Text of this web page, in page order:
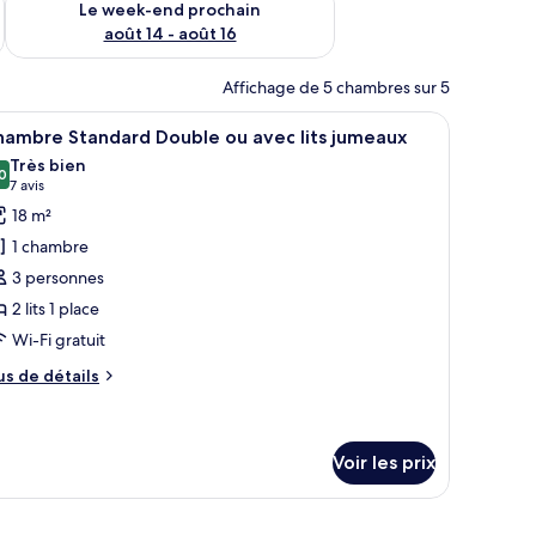
Le week-end prochain
août 14 - août 16
Affichage de 5 chambres sur 5
canapé.avec un ordinateur portable, un verre d’eau et une affiche
:
Une chambre d’hôtel avec deux lits, une
4 Standard Double ou avec lits jumeaux
sur 10
Très bien
7 avis
(7 avis)
18 m²
1 chambre
3 personnes
2 lits 1 place
Wi-Fi gratuit
de détails
Voir les prix
lit, une télévision, une table de chevet, une fenêtre donnant sur un